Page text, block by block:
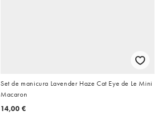
Set de manicura Lavender Haze Cat Eye de Le Mini
Macaron
14,00 €